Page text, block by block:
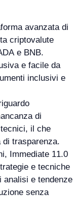
avanzata di
criptovalute
e BNB.
e facile da
inclusivi e
di
il che
trasparenza.
Immediate 11.0
e tecniche
analisi e tendenze
senza